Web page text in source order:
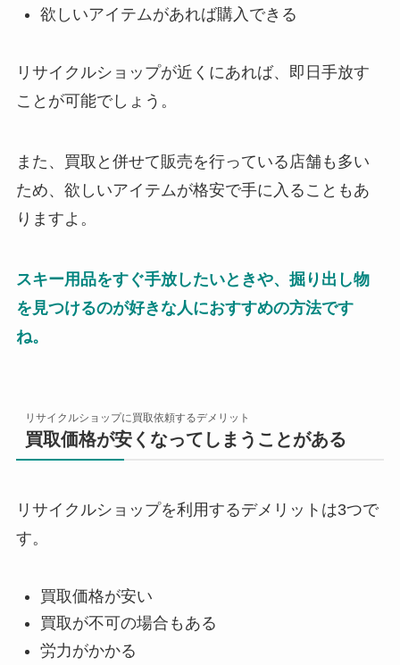
欲しいアイテムがあれば購入できる
リサイクルショップが近くにあれば、即日手放す
ことが可能でしょう。
また、買取と併せて販売を行っている店舗も多い
ため、欲しいアイテムが格安で手に入ることもあ
りますよ。
スキー用品をすぐ手放したいときや、掘り出し物
を見つけるのが好きな人におすすめの方法です
ね。
リサイクルショップに買取依頼するデメリット
買取価格が安くなってしまうことがある
リサイクルショップを利用するデメリットは3つで
す。
買取価格が安い
買取が不可の場合もある
労力がかかる